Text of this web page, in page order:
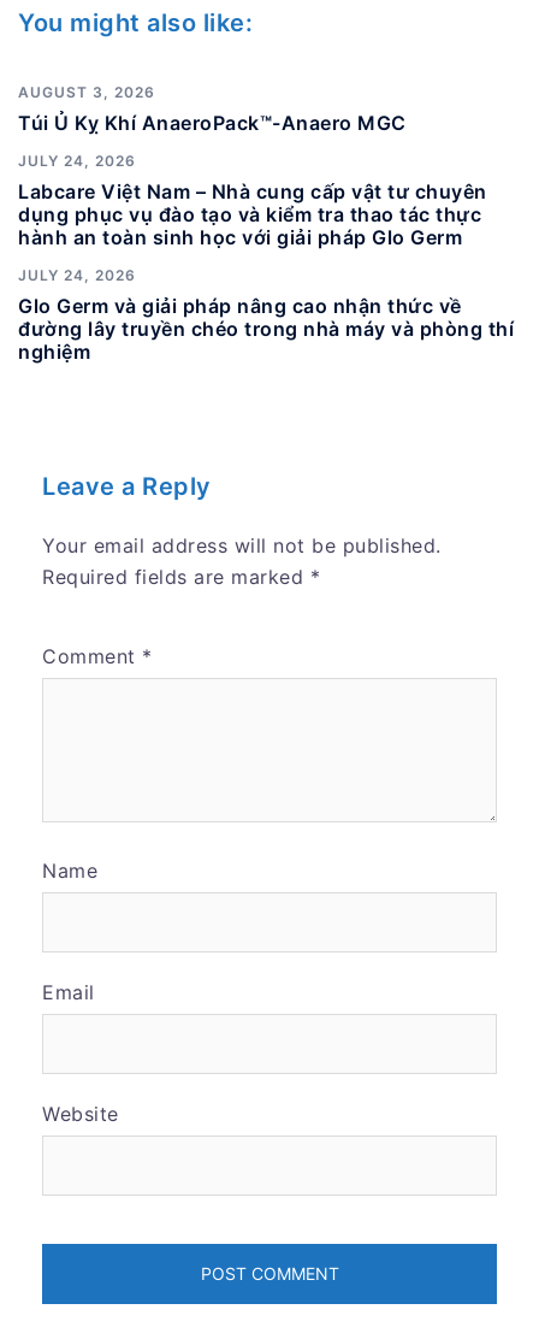
You might also like:
AUGUST 3, 2026
Túi Ủ Kỵ Khí AnaeroPack™-Anaero MGC
JULY 24, 2026
Labcare Việt Nam – Nhà cung cấp vật tư chuyên
dụng phục vụ đào tạo và kiểm tra thao tác thực
hành an toàn sinh học với giải pháp Glo Germ
JULY 24, 2026
Glo Germ và giải pháp nâng cao nhận thức về
đường lây truyền chéo trong nhà máy và phòng thí
nghiệm
Leave a Reply
Your email address will not be published.
Required fields are marked *
Comment *
Name
Email
Website